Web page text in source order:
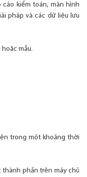
kiểm toán, màn hình
pháp và các dữ liệu lưu
mẫu.
trong một khoảng thời
thành phần trên máy chủ